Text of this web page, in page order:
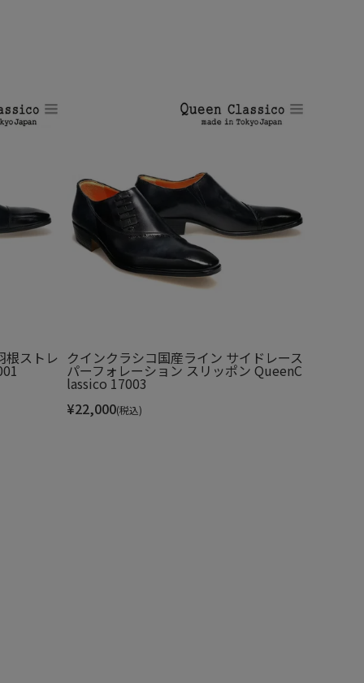
根ストレ クインクラシコ国産ライン サイドレース
パーフォレーション スリッポン QueenC
lassico 17003
¥22,000(税込)